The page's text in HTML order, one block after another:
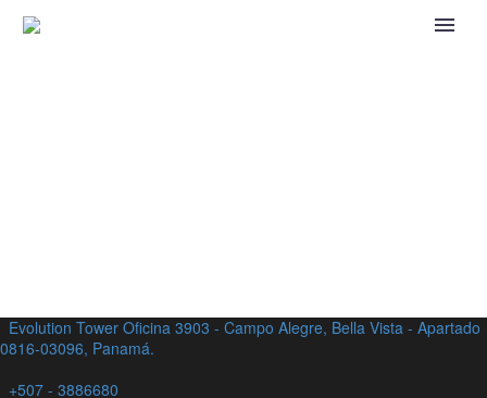
Evolution Tower Oficina 3903 - Campo Alegre, Bella Vista - Apartado
0816-03096, Panamá.
+507 - 3886680